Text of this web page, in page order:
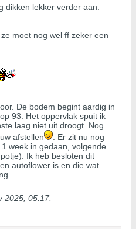
dikken lekker verder aan.
moet nog wel ff zeker een
De bodem begint aardig in
93. Het oppervlak spuit ik
laag niet uit droogt. Nog
afstellen
. Er zit nu nog
week in gedaan, volgende
Ik heb besloten dit
autoflower is en die wat
2025, 05:17.